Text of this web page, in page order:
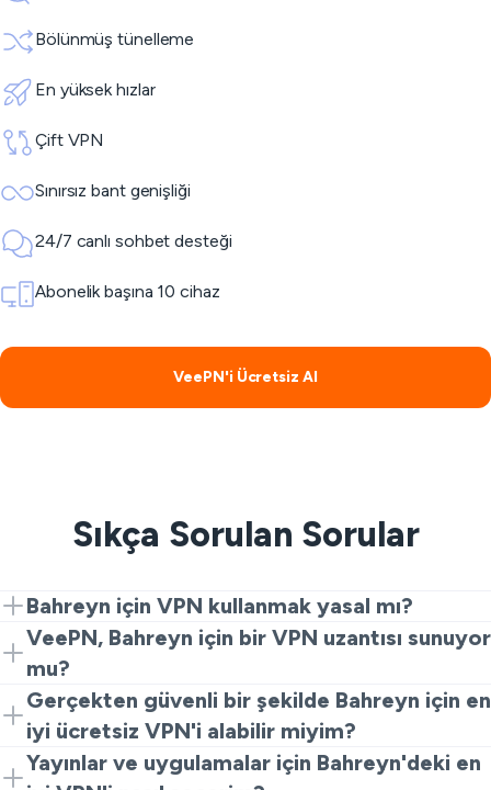
Bölünmüş tünelleme
En yüksek hızlar
Çift VPN
Sınırsız bant genişliği
24/7 canlı sohbet desteği
Abonelik başına 10 cihaz
VeePN'i Ücretsiz Al
Sıkça Sorulan Sorular
Bahreyn için VPN kullanmak yasal mı?
VPN'ler gizlilik ve güvenlik için yasaldır. Bahreyn'de VPN
yasal mı diye merak ediyorsanız, sadece VeePN gibi
güvenilir hizmetleri sorumlu bir şekilde kullanın ve yerel
düzenlemelere uyun.
VeePN, Bahreyn için bir VPN uzantısı sunuyor
mu?
Evet. Hızlı ve ücretsiz bir Bahreyn VPN deneyimi için
Chrome uzantısı ile başlayın. Daha fazla hız ve sunucu
seçeneği için tam uygulamalara yükseltin.
Gerçekten güvenli bir şekilde Bahreyn için en
iyi ücretsiz VPN'i alabilir miyim?
Ücretsiz seçenekler genellikle bağlantı hızını düşürür
veya etkinliklerinizi izler. VeePN, Chrome uzantısı
Yayınlar ve uygulamalar için Bahreyn'deki en